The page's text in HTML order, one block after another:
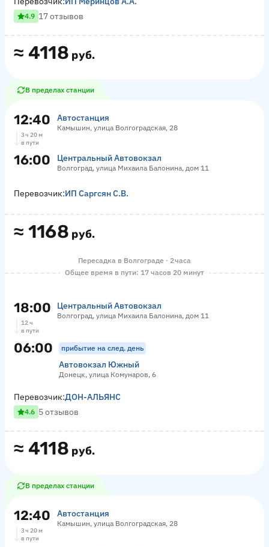
≈ 4118 руб.
4.9 17 отзывов
В пределах станции
12:40 Автостанция
Камышин, улица Волгоградская, 28
3 ч 20 м
в пути
16:00 Центральный Автовокзал
Волгоград, улица Михаила Балонина, дом 11
≈ 1168 руб.
Перевозчик:ИП Саргсян С.В.
Пересадка в Волгограде · 2 часа
Общее время в пути: 17 часов 20 минут
18:00 Центральный Автовокзал
Волгоград, улица Михаила Балонина, дом 11
12 ч
в пути
06:00 прибытие на след. день
Автовокзал Южный
Донецк, улица Комунаров, 6
≈ 4118 руб.
Перевозчик:ДОН-АЛЬЯНС
4.6 5 отзывов
В пределах станции
12:40 Автостанция
Камышин, улица Волгоградская, 28
3 ч 20 м
в пути